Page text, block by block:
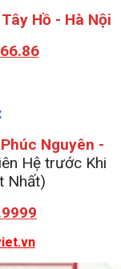
Hồ - Hà Nội
Nguyên -
Hệ trước Khi
Nhất)